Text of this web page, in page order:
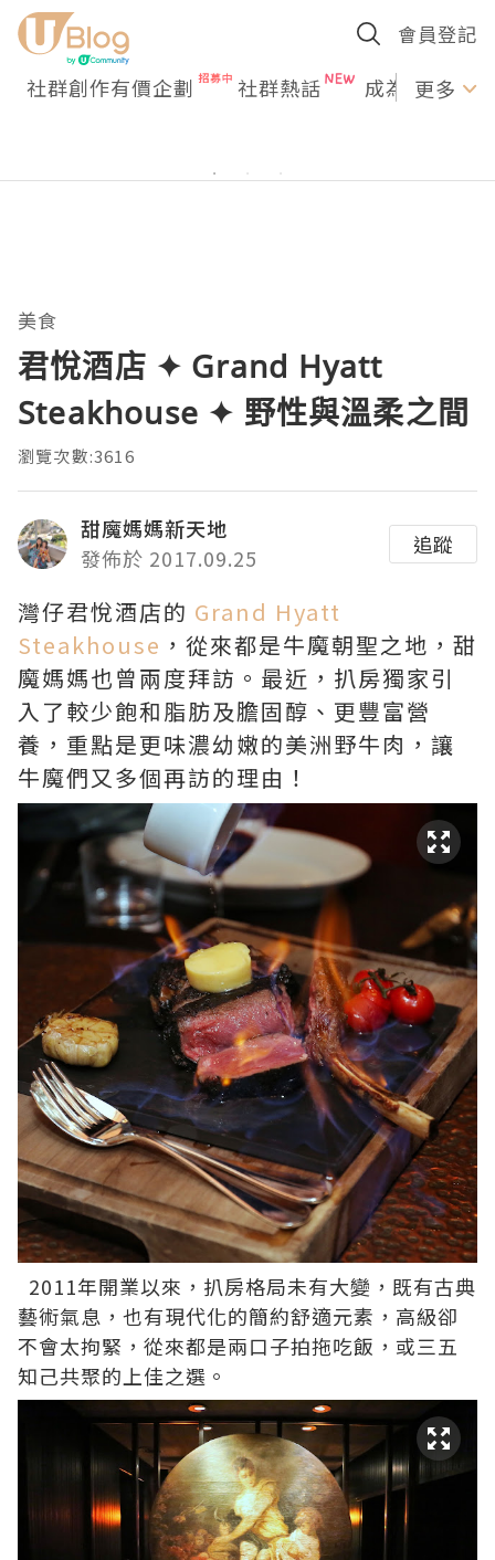
會員登記
社群創作有價企劃 社群熱話 成為U更多
美食
君悅酒店 ✦ Grand Hyatt
Steakhouse ✦ 野性與溫柔之間
瀏覽次數:3616
甜魔媽媽新天地
發佈於 2017.09.25
追蹤
灣仔君悅酒店的 Grand Hyatt
Steakhouse ，從來都是牛魔朝聖之地，甜
魔媽媽也曾兩度拜訪。最近，扒房獨家引
入了較少飽和脂肪及膽固醇、更豐富營
養，重點是更味濃幼嫩的美洲野牛肉，讓
牛魔們又多個再訪的理由！
2011年開業以來，扒房格局未有大變，既有古典
藝術氣息，也有現代化的簡約舒適元素，高級卻
不會太拘緊，從來都是兩口子拍拖吃飯，或三五
知己共聚的上佳之選。